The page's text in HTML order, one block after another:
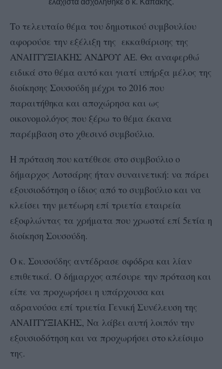
ελάχιστα ασχολήθηκε ο κ. Καπάκης.
Το τελευταίο θέμα του δημοτικού συμβουλίου
αφορούσε την εξέλιξη της εκκαθάρισης της
ΑΝΑΠΤΥΞΙΑΚΗΣ ΑΝΔΡΟΥ ΑΕ. Θα αναφερθώ
ειδικά στο θέμα αυτό και γιατί υπήρξα μέλος της
διοίκησης Σουσούδη μέχρι το 2016 που
παραιτήθηκα και αποχώρησα και ως
οικονομολόγος που ξέρω το θέμα έκανα
παρέμβαση στο χθεσινό συμβούλιο.
Η πρόταση που κατέθεσε στο συμβούλιο ο
δήμαρχος Λοτσάρης ήταν συναινετική: να πάρει
εξουσιοδότηση ο ίδιος από το συμβούλιο και να
κλείσει την μετέωρη επί τριετία εταιρεία
εξοφλώντας τα χρήματα που χρωστά επί 5ετία η
διοίκηση Σουσούδη.
Ο κ. Σουσούδης αντέδρασε σφόδρα και λίαν
επιθετικά. Ο δήμαρχος απέσυρε την πρόταση και
είπε να προχωρήσει η υπάρχουσα και
αδρανούσα επί τριετία Γενική Συνέλευση της
ΑΝΑΠΤΥΞΙΑΚΗΣ, Να λάβει αυτή λοιπόν την
εξουσιοδότηση και να προχωρήσει στο κλείσιμο
της.